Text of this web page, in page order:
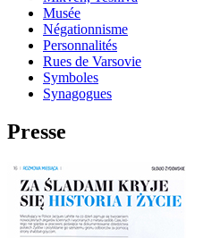
Musée
Négationnisme
Personnalités
Rues de Varsovie
Symboles
Synagogues
Presse